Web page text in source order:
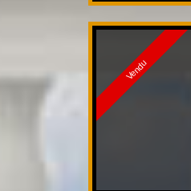
Vendu